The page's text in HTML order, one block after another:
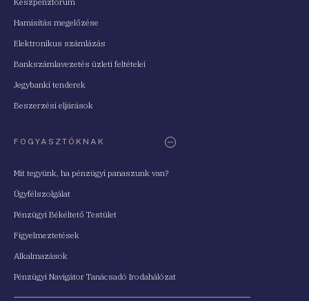
Hamisítás megelőzése
Elektronikus számlázás
Bankszámlavezetés üzleti feltételei
Jegybanki tenderek
Beszerzési eljárások
FOGYASZTÓKNAK
Mit tegyünk, ha pénzügyi panaszunk van?
Ügyfélszolgálat
Pénzügyi Békéltető Testület
Figyelmeztetések
Alkalmazások
Pénzügyi Navigátor Tanácsadó Irodahálózat